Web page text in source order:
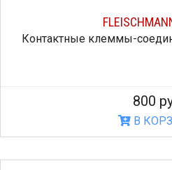
Контактные клеммы-
800
В